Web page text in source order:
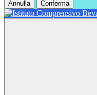
Annulla Conferma